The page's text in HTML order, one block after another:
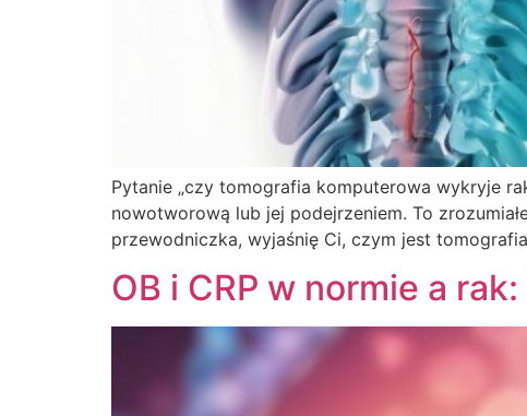
Pytanie „czy tomografia komputerowa wykryje
nowotworową lub jej podejrzeniem. To
przewodniczka, wyjaśnię Ci, czym jest
OB i CRP w normie a